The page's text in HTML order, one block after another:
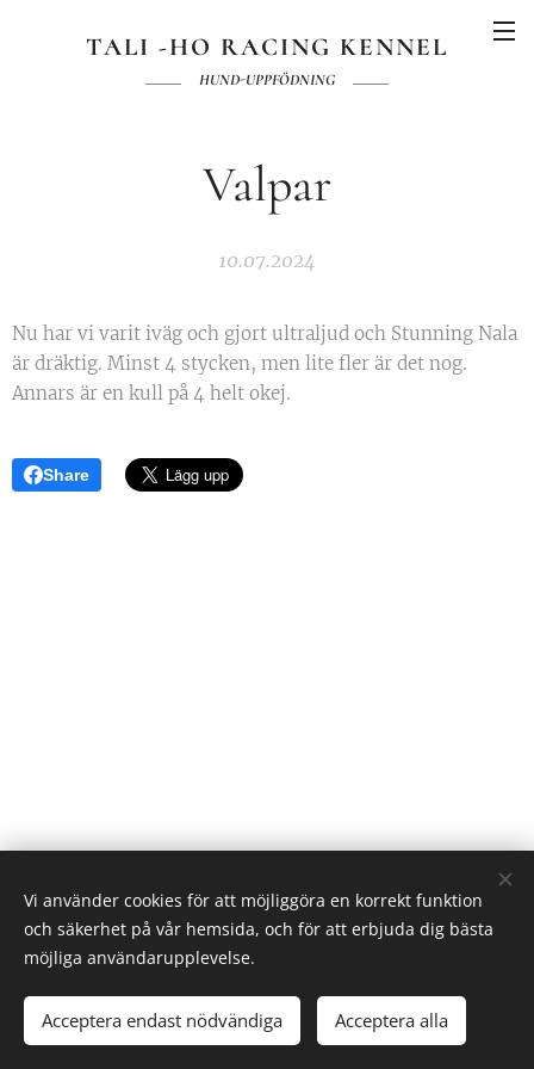
TALI -HO RACING KENNEL
HUND-UPPFÖDNING
Valpar
10.07.2024
Nu har vi varit iväg och gjort ultraljud och Stunning Nala
är dräktig. Minst 4 stycken, men lite fler är det nog.
Annars är en kull på 4 helt okej.
Share
Stockholm
Cookies
Vi använder cookies för att möjliggöra en korrekt funktion
och säkerhet på vår hemsida, och för att erbjuda dig bästa
möjliga användarupplevelse.
Acceptera endast nödvändiga Acceptera alla